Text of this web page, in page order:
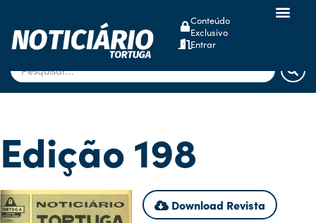
Conteúdo
Exclusivo
Entrar
Edição 198
Download Revista